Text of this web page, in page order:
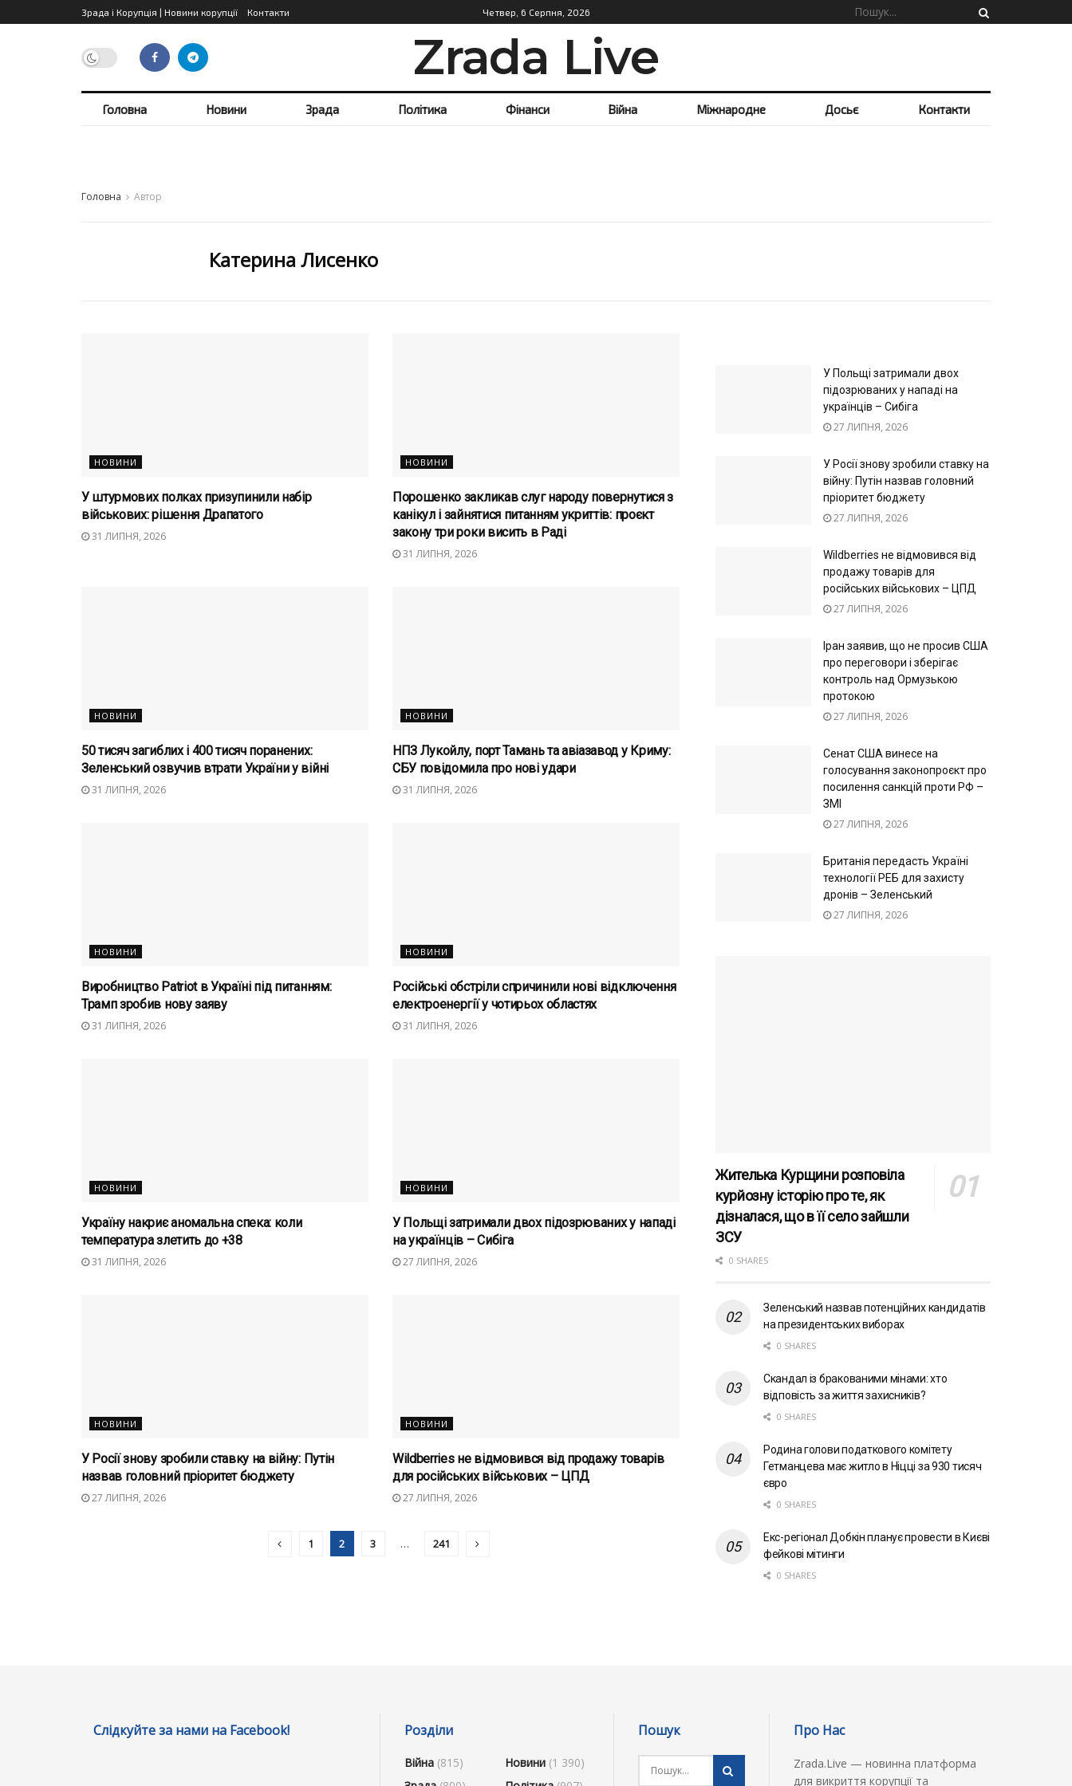
Зрада і Корупція | Новини корупції Контакти Четвер, 6 Серпня, 2026
Zrada Live
Головна Новини Зрада Політика Фінанси Війна Міжнародне Досьє Контакти
Головна Автор
Катерина Лисенко
НОВИНИ
У штурмових полках призупинили набір
військових: рішення Драпатого
31 ЛИПНЯ, 2026
НОВИНИ
Порошенко закликав слуг народу повернутися з
канікул і зайнятися питанням укриттів: проєкт
закону три роки висить в Раді
31 ЛИПНЯ, 2026
НОВИНИ
50 тисяч загиблих і 400 тисяч поранених:
Зеленський озвучив втрати України у війні
31 ЛИПНЯ, 2026
НОВИНИ
НПЗ Лукойлу, порт Тамань та авіазавод у Криму:
СБУ повідомила про нові удари
31 ЛИПНЯ, 2026
НОВИНИ
Виробництво Patriot в Україні під питанням:
Трамп зробив нову заяву
31 ЛИПНЯ, 2026
НОВИНИ
Російські обстріли спричинили нові відключення
електроенергії у чотирьох областях
31 ЛИПНЯ, 2026
НОВИНИ
Україну накриє аномальна спека: коли
температура злетить до +38
31 ЛИПНЯ, 2026
НОВИНИ
У Польщі затримали двох підозрюваних у нападі
на українців – Сибіга
27 ЛИПНЯ, 2026
НОВИНИ
У Росії знову зробили ставку на війну: Путін
назвав головний пріоритет бюджету
27 ЛИПНЯ, 2026
НОВИНИ
Wildberries не відмовився від продажу товарів
для російських військових – ЦПД
27 ЛИПНЯ, 2026
1 2 3 … 241
У Польщі затримали двох
підозрюваних у нападі на
українців – Сибіга
27 ЛИПНЯ, 2026
У Росії знову зробили ставку на
війну: Путін назвав головний
пріоритет бюджету
27 ЛИПНЯ, 2026
Wildberries не відмовився від
продажу товарів для
російських військових – ЦПД
27 ЛИПНЯ, 2026
Іран заявив, що не просив США
про переговори і зберігає
контроль над Ормузькою
протокою
27 ЛИПНЯ, 2026
Сенат США винесе на
голосування законопроєкт про
посилення санкцій проти РФ –
ЗМІ
27 ЛИПНЯ, 2026
Британія передасть Україні
технології РЕБ для захисту
дронів – Зеленський
27 ЛИПНЯ, 2026
Жителька Курщини розповіла
курйозну історію про те, як
дізналася, що в її село зайшли
ЗСУ
0 SHARES
Зеленський назвав потенційних кандидатів
на президентських виборах
0 SHARES
Скандал із бракованими мінами: хто
відповість за життя захисників?
0 SHARES
Родина голови податкового комітету
Гетманцева має житло в Ніцці за 930 тисяч
євро
0 SHARES
Екс-регіонал Добкін планує провести в Києві
фейкові мітинги
0 SHARES
Слідкуйте за нами на Facebook! Розділи
Війна (815)
Новини(1 390)
Пошук Про Нас
Zrada.Live — новинна платформа
для викриття корупції та